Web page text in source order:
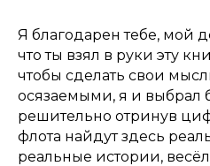
Я благодарен тебе, мой
что ты взял в руки эту
чтобы сделать свои
осязаемыми, я и выбрал
решительно отринув
флота найдут здесь
реальные истории,